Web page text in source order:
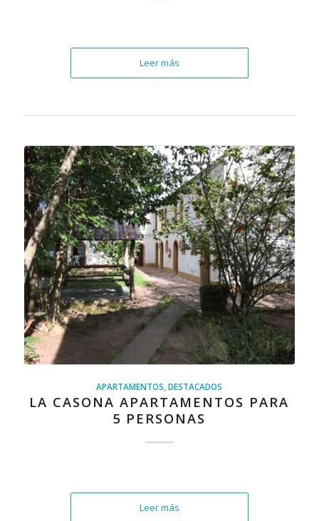
Leer más
APARTAMENTOS,DESTACADOS
LA CASONA APARTAMENTOS PARA
5 PERSONAS
Leer más